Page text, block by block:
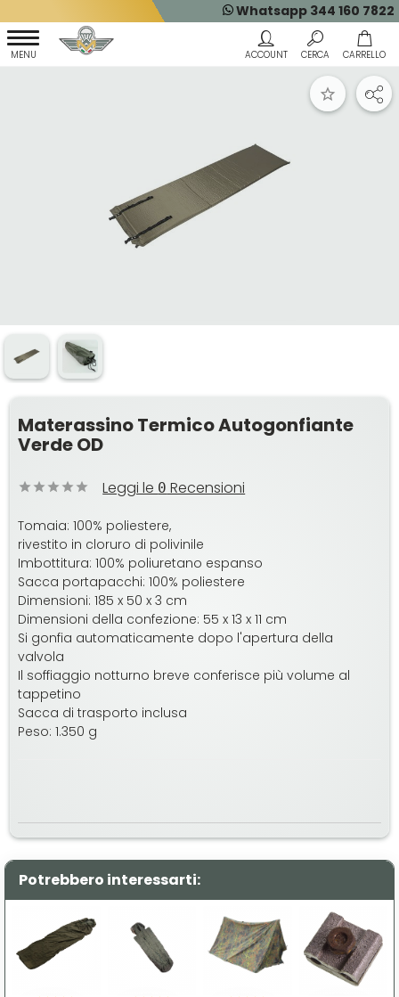
Whatsapp 344 160 7822
Materassino Termico Autogonfiante
Verde OD
Leggi le 0 Recensioni
Tomaia: 100% poliestere,
rivestito in cloruro di polivinile
Imbottitura: 100% poliuretano espanso
Sacca portapacchi: 100% poliestere
Dimensioni: 185 x 50 x 3 cm
Dimensioni della confezione: 55 x 13 x 11 cm
Si gonfia automaticamente dopo l'apertura della
valvola
Il soffiaggio notturno breve conferisce più volume al
tappetino
Sacca di trasporto inclusa
Peso: 1.350 g
Potrebbero interessarti: